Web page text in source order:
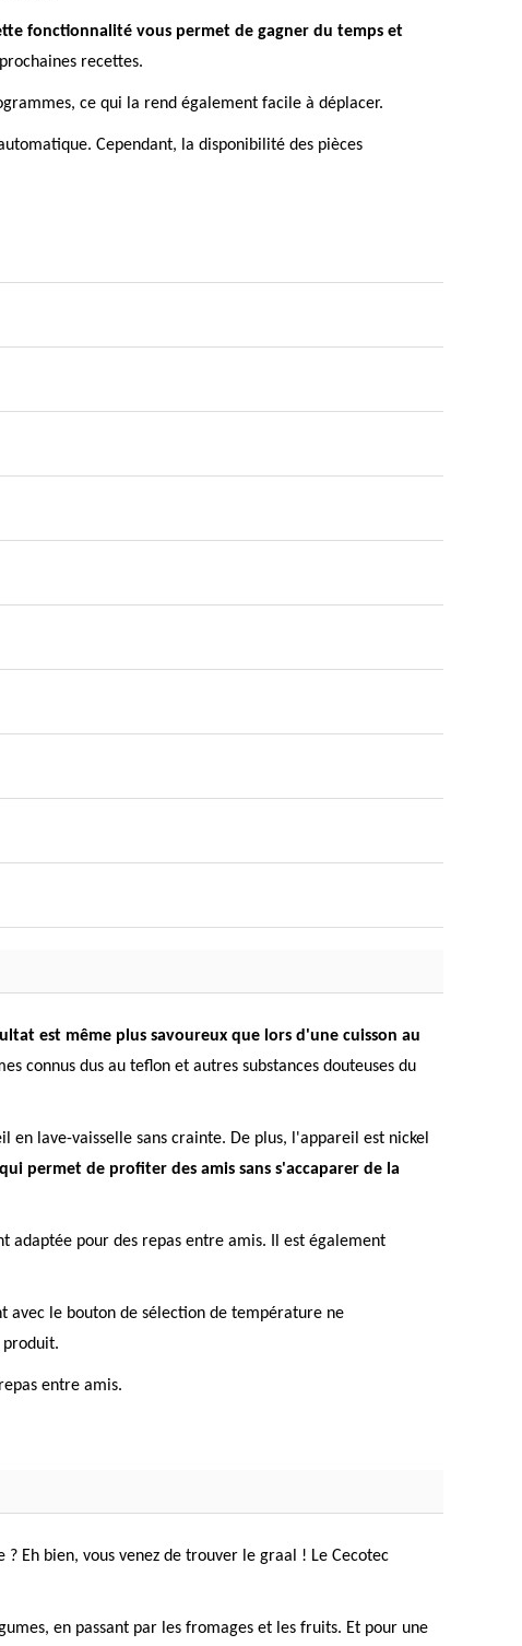
fonctionnalité vous permet de gagner du temps et
recettes.
ce qui la rend également facile à déplacer.
Cependant, la disponibilité des pièces
est même plus savoureux que lors d'une cuisson au
connus dus au teflon et autres substances douteuses du
lave-vaisselle sans crainte. De plus, l'appareil est nickel
permet de profiter des amis sans s'accaparer de la
pour des repas entre amis. Il est également
avec le bouton de sélection de température ne
produit.
entre amis.
Eh bien, vous venez de trouver le graal ! Le Cecotec
en passant par les fromages et les fruits. Et pour une